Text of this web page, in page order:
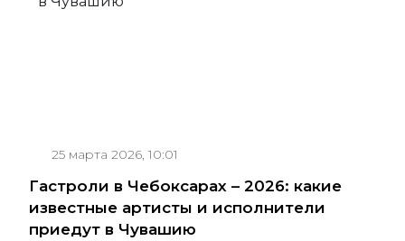
25 марта 2026, 10:01
Гастроли в Чебоксарах – 2026: какие
известные артисты и исполнители
приедут в Чувашию